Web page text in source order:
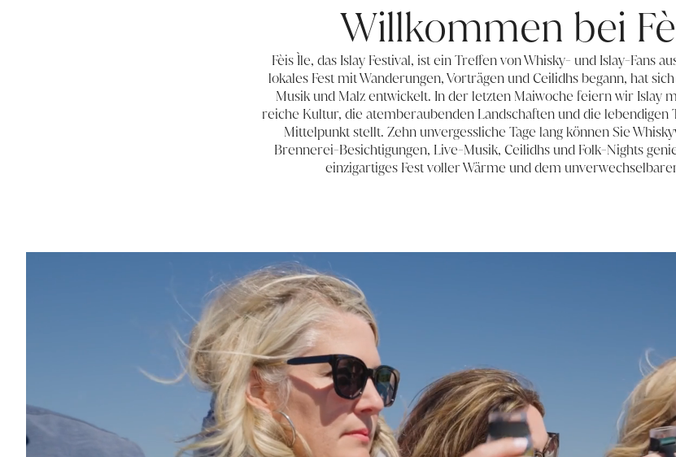
Willkommen bei
Fèis Ìle, das Islay Festival, ist ein Treffen von Whisky- und Islay-Fans
lokales Fest mit Wanderungen, Vorträgen und Ceilidhs begann, hat
Musik und Malz entwickelt. In der letzten Maiwoche feiern wir Islay
reiche Kultur, die atemberaubenden Landschaften und die lebendigen
Mittelpunkt stellt. Zehn unvergessliche Tage lang können Sie
Brennerei-Besichtigungen, Live-Musik, Ceilidhs und Folk-Nights
einzigartiges Fest voller Wärme und dem